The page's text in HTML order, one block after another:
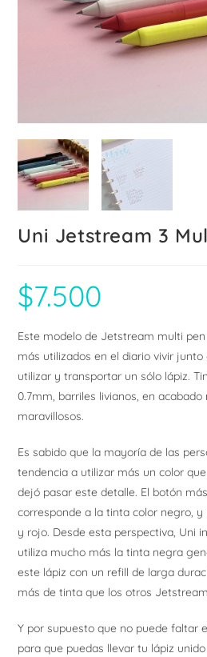
Uni Jetstream 3
$7.500
Este modelo de Jetstream multi
más utilizados en el diario vivir
utilizar y transportar un sólo lápiz.
0.7mm, barriles livianos, en
maravillosos.
Es sabido que la mayoría de las
tendencia a utilizar más un color
dejó pasar este detalle. El botón
corresponde a la tinta color negro,
y rojo. Desde esta perspectiva, Uni
utiliza mucho más la tinta negra
este lápiz con un refill de larga
más de tinta que los otros
Y por supuesto que no puede faltar
para que puedas llevar tu lápiz